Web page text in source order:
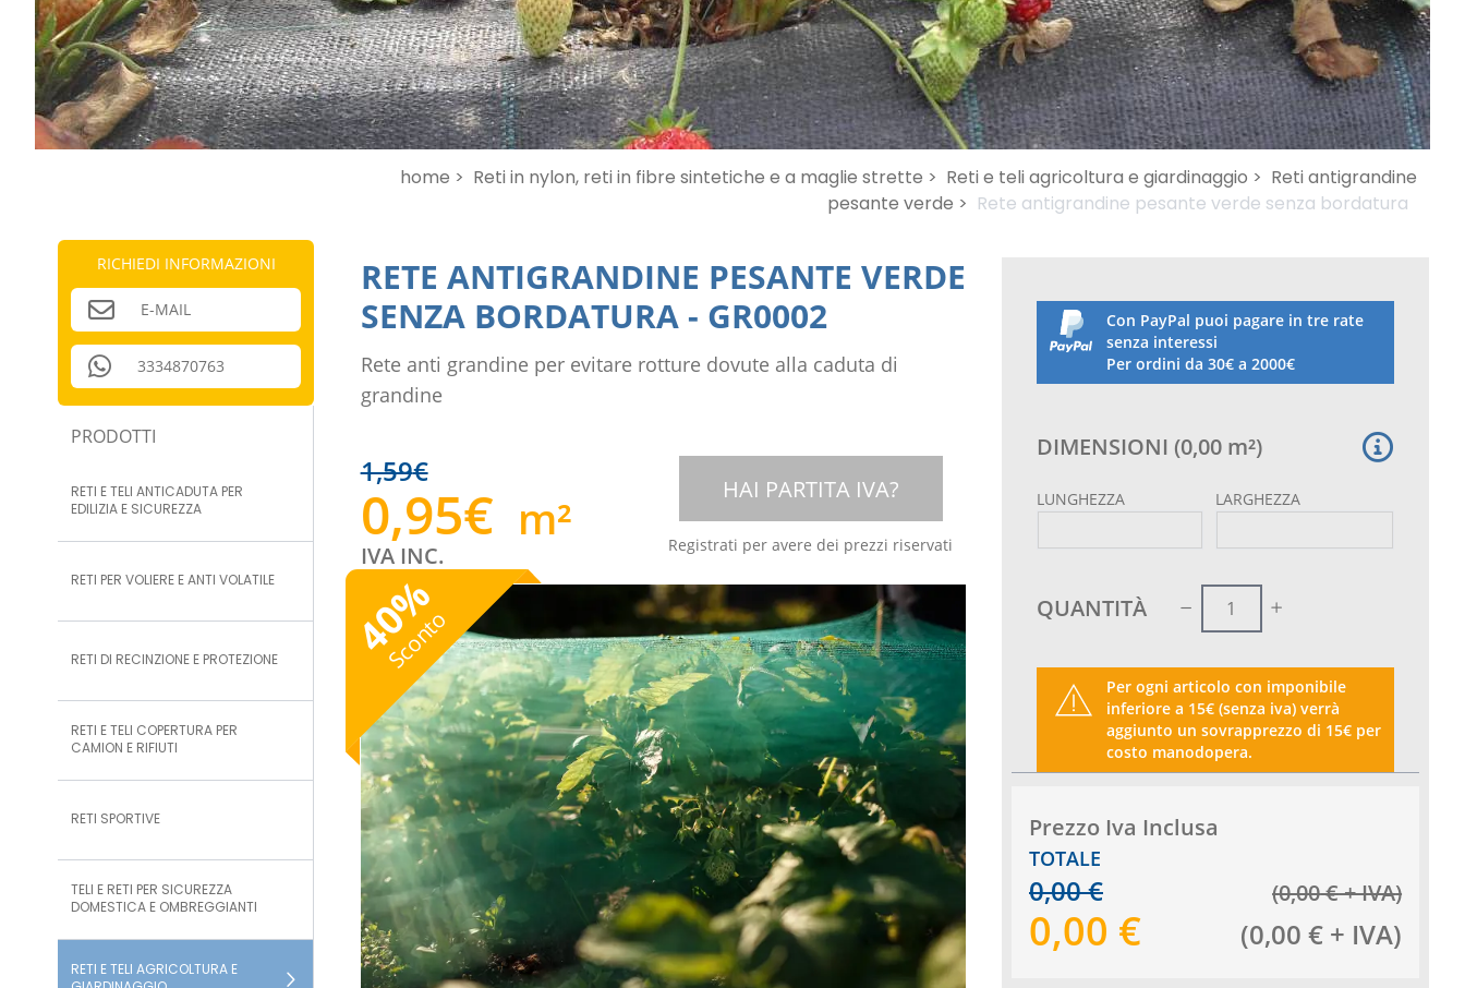
RICHIEDI INFORMAZIONI
E-MAIL
3334870763
PRODOTTI
RETI E TELI ANTICADUTA PER
EDILIZIA E SICUREZZA
RETI PER VOLIERE E ANTI VOLATILE
RETI DI RECINZIONE E PROTEZIONE
RETI E TELI COPERTURA PER
CAMION E RIFIUTI
RETI SPORTIVE
TELI E RETI PER SICUREZZA
DOMESTICA E OMBREGGIANTI
RETI E TELI AGRICOLTURA E
home > Reti in nylon, reti in fibre sintetiche e a maglie strette > Reti e teli agricoltura e giardinaggio > Reti antigrandine
pesante verde > Rete antigrandine pesante verde senza bordatura
RETE ANTIGRANDINE PESANTE VERDE
SENZA BORDATURA- GR0002
Rete anti grandine per evitare rotture dovute alla caduta di
grandine
1,59€
0,95€ m²
IVA INC.
HAI PARTITA IVA?
Registrati per avere dei prezzi riservati
40
%
Sconto
Con PayPal puoi pagare in tre rate
senza interessi
Per ordini da 30€ a 2000€
DIMENSIONI (0,00 m²)
LUNGHEZZA LARGHEZZA
QUANTITÀ
Per ogni articolo con imponibile
inferiore a 15€ (senza iva) verrà
aggiunto un sovrapprezzo di 15€ per
costo manodopera.
Prezzo Iva Inclusa
TOTALE
0,00€ (0,00€+ IVA)
0,00 € (0,00 € + IVA)